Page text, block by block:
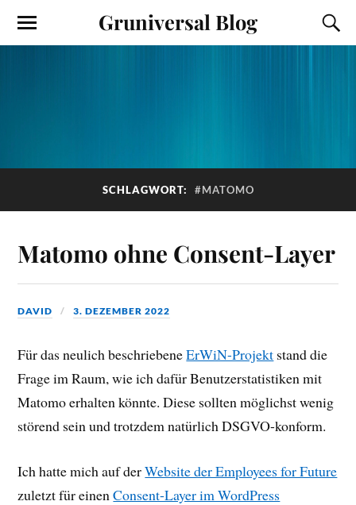
Gruniversal Blog
SCHLAGWORT: #MATOMO
Matomo ohne Consent-Layer
DAVID 3. DEZEMBER 2022
Für das neulich beschriebeneErWiN-Projekt stand die
Frage im Raum, wie ich dafür Benutzerstatistiken mit
Matomo erhalten könnte. Diese sollten möglichst wenig
störend sein und trotzdem natürlich DSGVO-konform.
Ich hatte mich auf derWebsite der Employees for Future
zuletzt für einenConsent-Layer im WordPress